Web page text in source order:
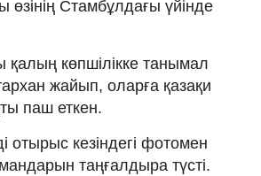
Стамбұлдағы үйінде
қалың көпшілікке танымал
жайып, оларға қазақи
паш еткен.
отырыс кезіндегі фотомен
таңғалдыра түсті.